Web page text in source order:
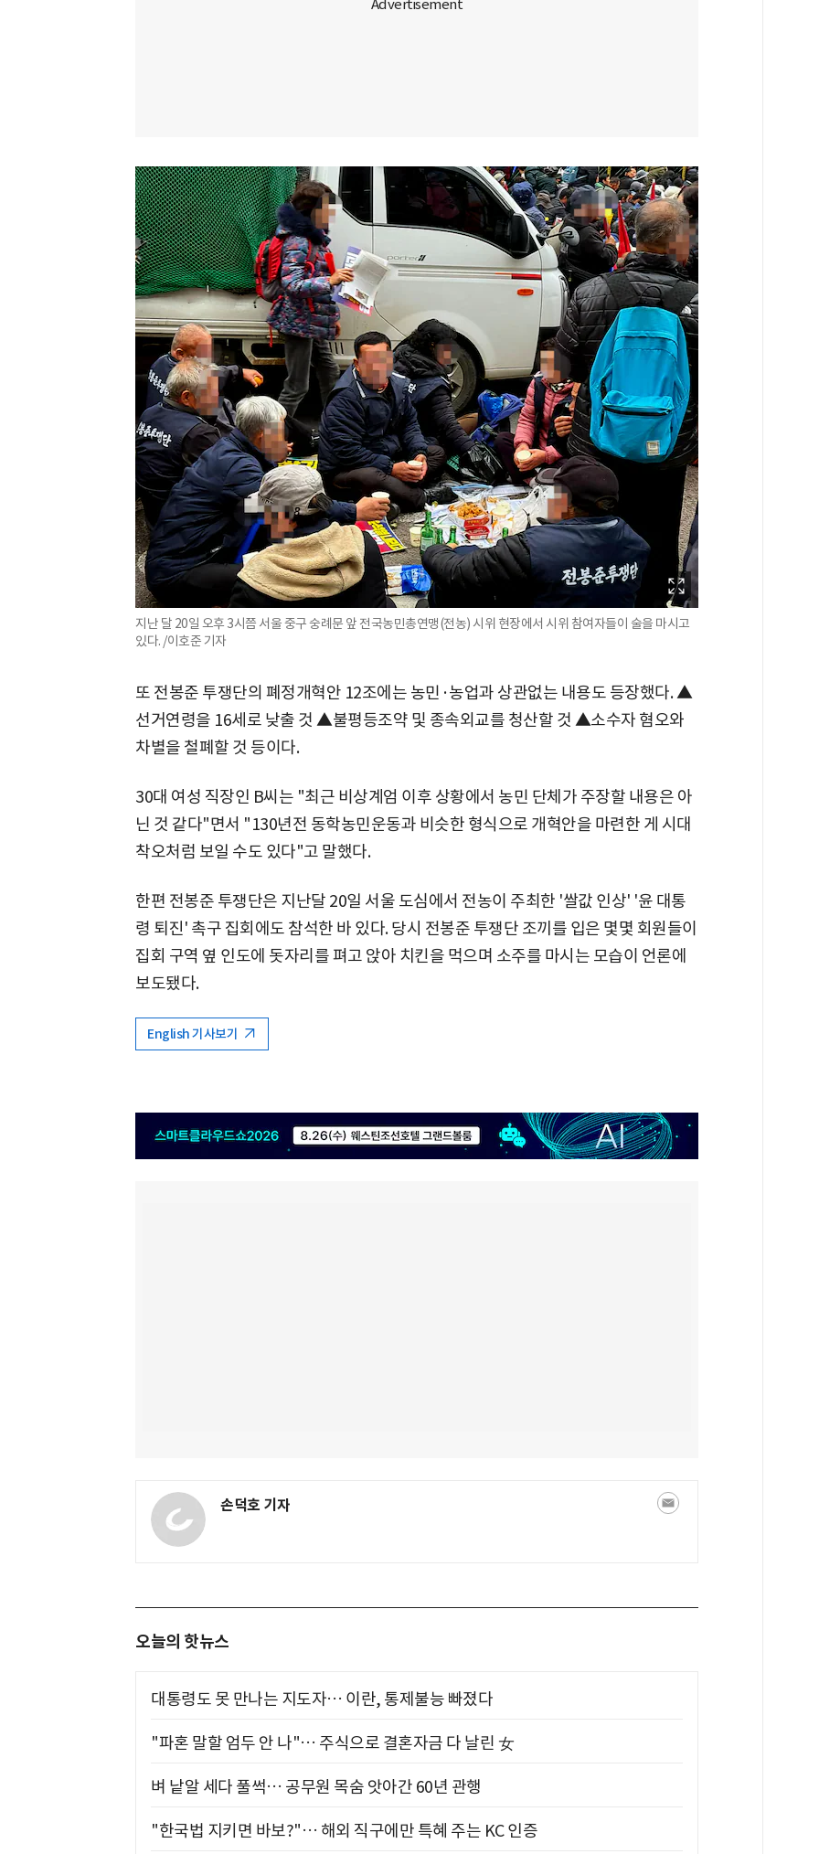
지난 달 20일 오후 3시쯤 서울 중구 숭례문 앞 전국농민총연맹(전농) 시위 현장에서 시위 참여자들이 술을 마시고
있다. /이호준 기자
또 전봉준 투쟁단의 폐정개혁안 12조에는 농민·농업과 상관없는 내용도 등장했다. ▲
선거연령을 16세로 낮출 것 ▲불평등조약 및 종속외교를 청산할 것 ▲소수자 혐오와
차별을 철폐할 것 등이다.
30대 여성 직장인 B씨는 "최근 비상계엄 이후 상황에서 농민 단체가 주장할 내용은 아
닌 것 같다"면서 "130년전 동학농민운동과 비슷한 형식으로 개혁안을 마련한 게 시대
착오처럼 보일 수도 있다"고 말했다.
한편 전봉준 투쟁단은 지난달 20일 서울 도심에서 전농이 주최한 '쌀값 인상' '윤 대통
령 퇴진' 촉구 집회에도 참석한 바 있다. 당시 전봉준 투쟁단 조끼를 입은 몇몇 회원들이
집회 구역 옆 인도에 돗자리를 펴고 앉아 치킨을 먹으며 소주를 마시는 모습이 언론에
보도됐다.
English 기사보기
손덕호 기자
오늘의 핫뉴스
대통령도 못 만나는 지도자… 이란, 통제불능 빠졌다
"파혼 말할 엄두 안 나"… 주식으로 결혼자금 다 날린 女
벼 낱알 세다 풀썩… 공무원 목숨 앗아간 60년 관행
"한국법 지키면 바보?"… 해외 직구에만 특혜 주는 KC 인증